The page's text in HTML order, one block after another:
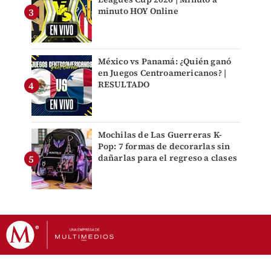
minuto HOY Online
México vs Panamá: ¿Quién ganó
en Juegos Centroamericanos? |
RESULTADO
Mochilas de Las Guerreras K-
Pop: 7 formas de decorarlas sin
dañarlas para el regreso a clases